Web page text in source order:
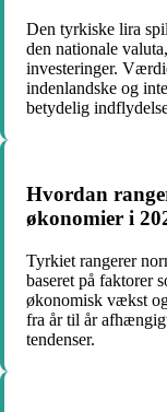
Den tyrkiske lira
den nationale
investeringer.
indenlandske og
betydelig
Hvordan
økonomier i
Tyrkiet rangerer
baseret på faktorer
økonomisk vækst
fra år til år
tendenser.